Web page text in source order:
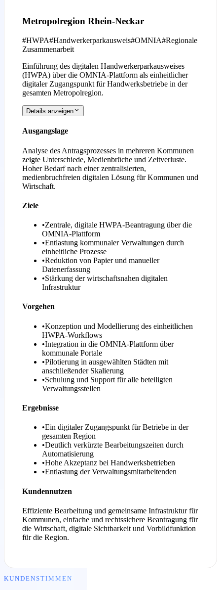
Metropolregion Rhein-Neckar
#HWPA#Handwerkerparkausweis#OMNIA#Regionale
Zusammenarbeit
Einführung des digitalen Handwerkerparkausweises
(HWPA) über die OMNIA-Plattform als einheitlicher
digitaler Zugangspunkt für Handwerksbetriebe in der
gesamten Metropolregion.
Details anzeigen
Ausgangslage
Analyse des Antragsprozesses in mehreren Kommunen
zeigte Unterschiede, Medienbrüche und Zeitverluste.
Hoher Bedarf nach einer zentralisierten,
medienbruchfreien digitalen Lösung für Kommunen und
Wirtschaft.
Ziele
•Zentrale, digitale HWPA-Beantragung über die
OMNIA-Plattform
•Entlastung kommunaler Verwaltungen durch
einheitliche Prozesse
•Reduktion von Papier und manueller
Datenerfassung
•Stärkung der wirtschaftsnahen digitalen
Infrastruktur
Vorgehen
•Konzeption und Modellierung des einheitlichen
HWPA-Workflows
•Integration in die OMNIA-Plattform über
kommunale Portale
•Pilotierung in ausgewählten Städten mit
anschließender Skalierung
•Schulung und Support für alle beteiligten
Verwaltungsstellen
Ergebnisse
•Ein digitaler Zugangspunkt für Betriebe in der
gesamten Region
•Deutlich verkürzte Bearbeitungszeiten durch
Automatisierung
•Hohe Akzeptanz bei Handwerksbetrieben
•Entlastung der Verwaltungsmitarbeitenden
Kundennutzen
Effiziente Bearbeitung und gemeinsame Infrastruktur für
Kommunen, einfache und rechtssichere Beantragung für
die Wirtschaft, digitale Sichtbarkeit und Vorbildfunktion
für die Region.
KUNDENSTIMMEN